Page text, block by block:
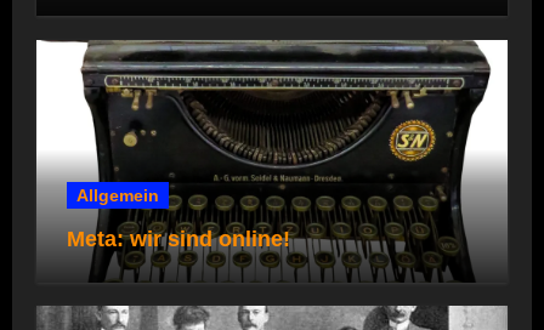
Allgemein
Meta: wir sind online!